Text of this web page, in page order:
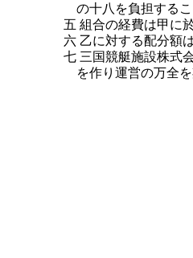
の十八を負担するこ
五 組合の経費は甲に
六 乙に対する配分額
七 三国競艇施設株式
を作り運営の万全を